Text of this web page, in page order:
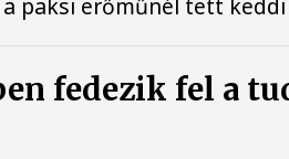
fedezik fel a